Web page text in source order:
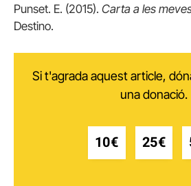
Punset. E. (2015). Carta a les
Destino.
Si t'agrada aquest article,
una donació.
10€ 25€